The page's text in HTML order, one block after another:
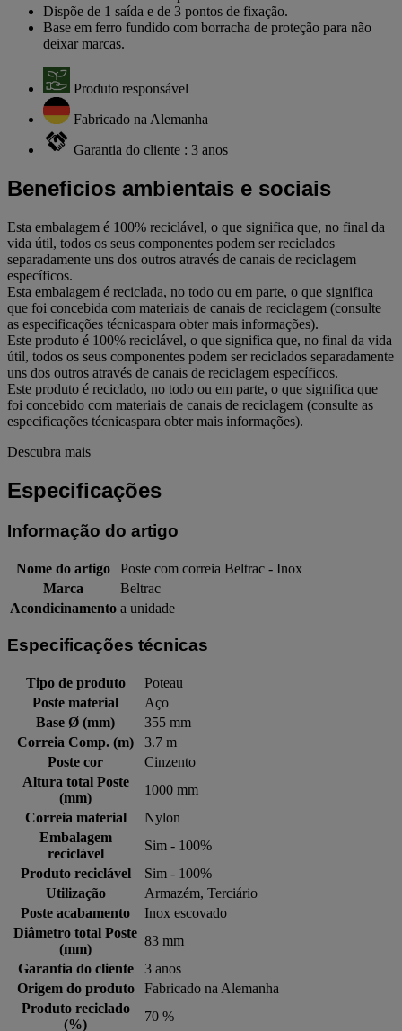
Dispõe de 1 saída e de 3 pontos de fixação.
Base em ferro fundido com borracha de proteção para não
deixar marcas.
Produto responsável
Fabricado na Alemanha
Garantia do cliente : 3 anos
Beneficios ambientais e sociais
Esta embalagem é 100% reciclável, o que significa que, no final da
vida útil, todos os seus componentes podem ser reciclados
separadamente uns dos outros através de canais de reciclagem
específicos.
Esta embalagem é reciclada, no todo ou em parte, o que significa
que foi concebida com materiais de canais de reciclagem (consulte
as especificações técnicaspara obter mais informações).
Este produto é 100% reciclável, o que significa que, no final da vida
útil, todos os seus componentes podem ser reciclados separadamente
uns dos outros através de canais de reciclagem específicos.
Este produto é reciclado, no todo ou em parte, o que significa que
foi concebido com materiais de canais de reciclagem (consulte as
especificações técnicaspara obter mais informações).
Descubra mais
Especificações
Informação do artigo
Nome do artigo
Poste com correia Beltrac - Inox
Marca
Beltrac
Acondicinamento a unidade
Especificações técnicas
Tipo de produto
Poteau
Poste material
Aço
Base Ø (mm)
355 mm
Correia Comp. (m)
3.7 m
Poste cor
Cinzento
Altura total Poste
(mm)
1000 mm
Correia material
Nylon
Embalagem
reciclável
Sim - 100%
Produto reciclável
Sim - 100%
Utilização
Armazém, Terciário
Poste acabamento
Inox escovado
Diâmetro total Poste
(mm)
83 mm
Garantia do cliente
3 anos
Origem do produto
Fabricado na Alemanha
Produto reciclado
(%)
70 %